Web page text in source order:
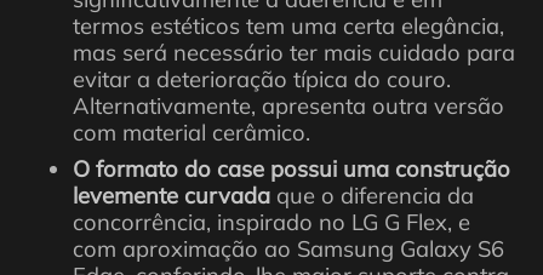
termos estéticos tem uma certa elegância,
mas será necessário ter mais cuidado para
evitar a deterioração típica do couro.
Alternativamente, apresenta outra versão
com material cerâmico.
O formato do case possui uma construção
levemente curvada que o diferencia da
concorrência, inspirado no LG G Flex, e
com aproximação ao Samsung Galaxy S6